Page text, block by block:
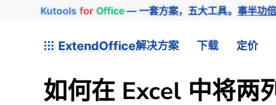
Kutools for Office— 一套方案，五大工具。 事半功倍
ExtendOffice解决方案 下载 定价
如何在 Excel 中将两